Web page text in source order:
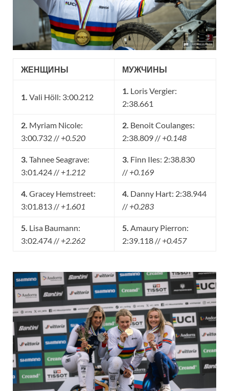
ЖЕНЩИНЫ МУЖЧИНЫ
1. Vali Höll: 3:00.212
1. Loris Vergier:
2:38.661
2. Myriam Nicole:
3:00.732 // +0.520
2. Benoit Coulanges:
2:38.809 // +0.148
3. Tahnee Seagrave:
3:01.424 // +1.212
3. Finn Iles: 2:38.830
// +0.169
4. Gracey Hemstreet:
3:01.813 // +1.601
4. Danny Hart: 2:38.944
// +0.283
5. Lisa Baumann:
3:02.474 // +2.262
5. Amaury Pierron:
2:39.118 // +0.457